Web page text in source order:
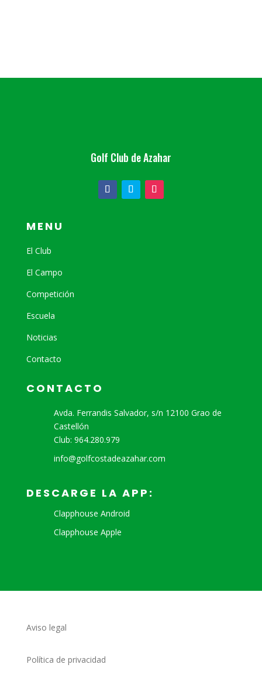
Golf Club de Azahar
MENU
El Club
El Campo
Competición
Escuela
Noticias
Contacto
CONTACTO
Avda. Ferrandis Salvador, s/n 12100 Grao de
Castellón
Club: 964.280.979
info@golfcostadeazahar.com
DESCARGE LA APP:
Clapphouse Android
Clapphouse Apple
Aviso legal
Política de privacidad